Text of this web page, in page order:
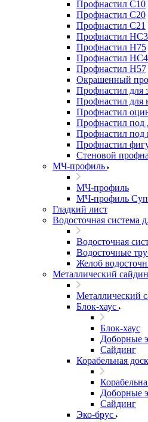
Профнастил С10
Профнастил С20
Профнастил С21
Профнастил
Профнастил Н75
Профнастил
Профнастил Н57
Окрашенный
Профнастил для
Профнастил для
Профнастил
Профнастил под
Профнастил под
Профнастил
Стеновой
МЧ-профиль
МЧ-профиль
МЧ-профиль
Гладкий лист
Водосточная система
Водосточная
Водосточные
Желоб
Металлический
Металлический
Блок-хаус
Блок-хаус
Доборные
Сайдинг
Корабельная
Доборные
Сайдинг
Эко-брус